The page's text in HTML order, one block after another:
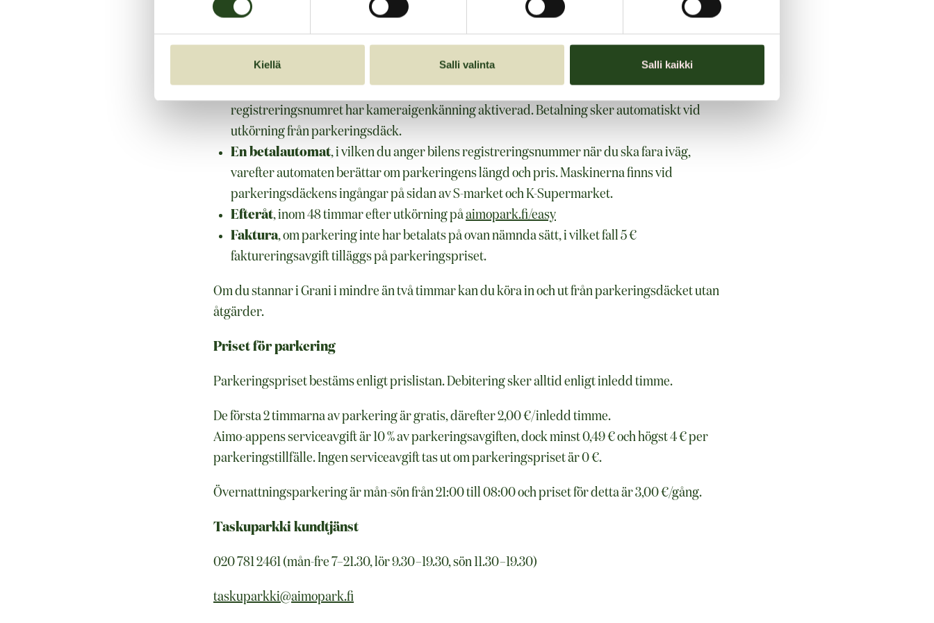
Kiellä Salli valinta Salli kaikki
fakturan debiteras ett faktureringstillägg på 5 euro.
Applikationen Taskuparkki, där ett giltigt betalkort har angetts och
registreringsnumret har kameraigenkänning aktiverad. Betalning sker automatiskt vid
utkörning från parkeringsdäck.
En betalautomat, i vilken du anger bilens registreringsnummer när du ska fara iväg,
varefter automaten berättar om parkeringens längd och pris. Maskinerna finns vid
parkeringsdäckens ingångar på sidan av S-market och K-Supermarket.
Efteråt, inom 48 timmar efter utkörning på aimopark.fi/easy
Faktura, om parkering inte har betalats på ovan nämnda sätt, i vilket fall 5 €
faktureringsavgift tilläggs på parkeringspriset.
Om du stannar i Grani i mindre än två timmar kan du köra in och ut från parkeringsdäcket utan
åtgärder.
Priset för parkering
Parkeringspriset bestäms enligt prislistan. Debitering sker alltid enligt inledd timme.
De första 2 timmarna av parkering är gratis, därefter 2,00 €/inledd timme.
Aimo-appens serviceavgift är 10 % av parkeringsavgiften, dock minst 0,49 € och högst 4 € per
parkeringstillfälle. Ingen serviceavgift tas ut om parkeringspriset är 0 €.
Övernattningsparkering är mån-sön från 21:00 till 08:00 och priset för detta är 3,00 €/gång.
Taskuparkki kundtjänst
020 781 2461 (mån-fre 7–21.30, lör 9.30–19.30, sön 11.30–19.30)
taskuparkki@aimopark.fi